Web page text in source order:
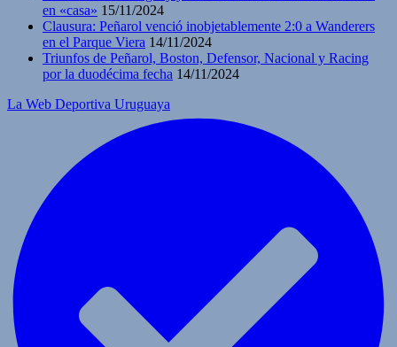
en «casa» 15/11/2024
Clausura: Peñarol venció inobjetablemente 2:0 a Wanderers
en el Parque Viera 14/11/2024
Triunfos de Peñarol, Boston, Defensor, Nacional y Racing
por la duodécima fecha 14/11/2024
La Web Deportiva Uruguaya